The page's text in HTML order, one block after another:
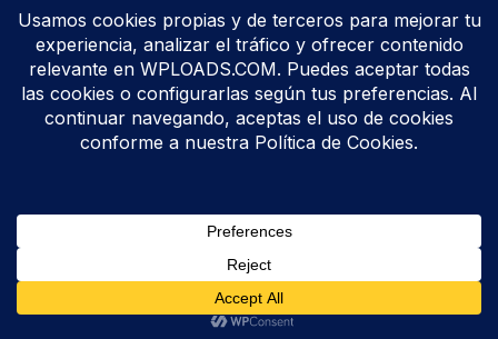
© 2026 WPloads | Descarga Plugins y Temas Premium para
WPLOADS no está afiliado ni respaldado por terceros
desarrolladores.